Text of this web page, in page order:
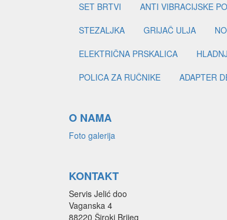
SET BRTVI
ANTI VIBRACIJSKE
STEZALJKA
GRIJAČ ULJA
ELEKTRIČNA PRSKALICA
POLICA ZA RUČNIKE
ADAPTER
O NAMA
Foto galerija
KONTAKT
Servis Jelić doo
Vaganska 4
88220 Široki Brijeg